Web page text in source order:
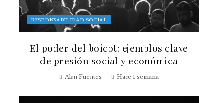
RESPONSABILIDAD SOCIAL
El poder del boicot: ejemplos clave
de presión social y económica
Alan Fuentes Hace 1 semana